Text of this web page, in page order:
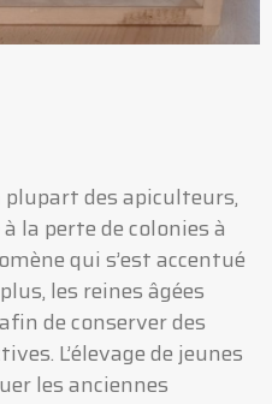
plupart des apiculteurs,
la perte de colonies à
qui s’est accentué
les reines âgées
de conserver des
L’élevage de jeunes
les anciennes